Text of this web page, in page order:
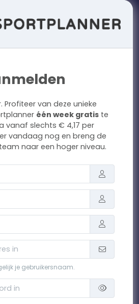
Profiteer van deze unieke
één week gratis te
vanaf slechts € 4,17 per
vandaag nog en breng de
naar een hoger niveau.
je gebruikersnaam.